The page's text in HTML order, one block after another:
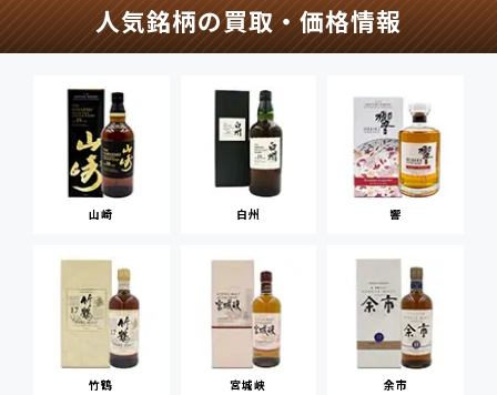
人気銘柄の買取・価格情報
山崎 白州 響
竹鶴 宮城峡 余市